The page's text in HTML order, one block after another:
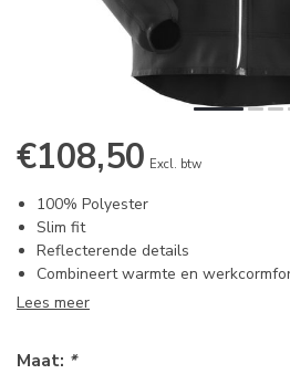
€108,50 Excl. btw
100% Polyester
Slim fit
Reflecterende details
Combineert warmte en
Lees meer
Maat: *